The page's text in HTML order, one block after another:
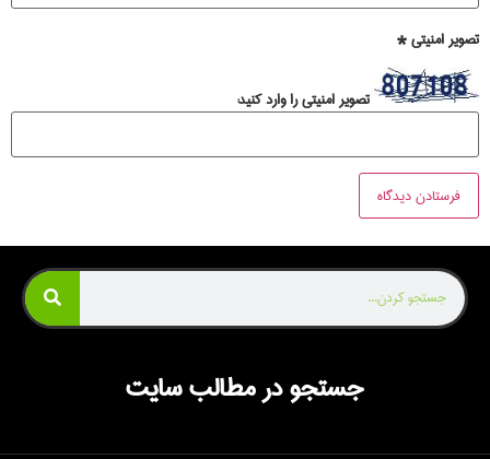
تصویر امنیتی*
تصویر امنیتی را وارد کنید:
جستجو در مطالب سایت